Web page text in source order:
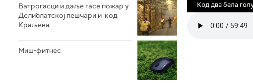
Ватрогасци и даље гасе пожар у
Делиблатској пешчари и код
Краљева.
Миш-фитнес
Код два бела